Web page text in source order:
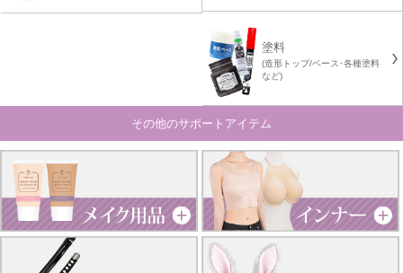
塗料
(造形トップ/ベース･各種塗料
など)
その他のサポートアイテム